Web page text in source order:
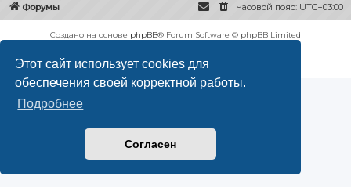
Этот сайт использует cookies для
обеспечения своей корректной работы.
Подробнее
Согласен
Форумы Часовой пояс: UTC+03:00
Создано на основе phpBB® Forum Software © phpBB Limited
Конфиденциальность|Правила